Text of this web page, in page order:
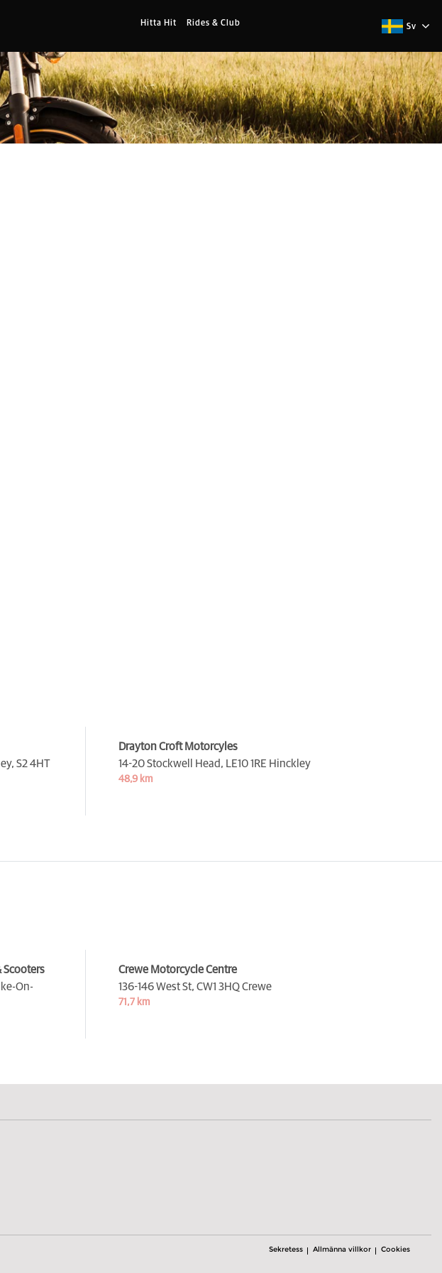
Hitta Hit Rides & Club Sv
S2 4HT
Drayton Croft Motorcyles
14-20 Stockwell Head, LE10 1RE Hinckley
48,9 km
Scooters
On-
Crewe Motorcycle Centre
136-146 West St, CW1 3HQ Crewe
71,7 km
Sekretess Allmänna villkor Cookies